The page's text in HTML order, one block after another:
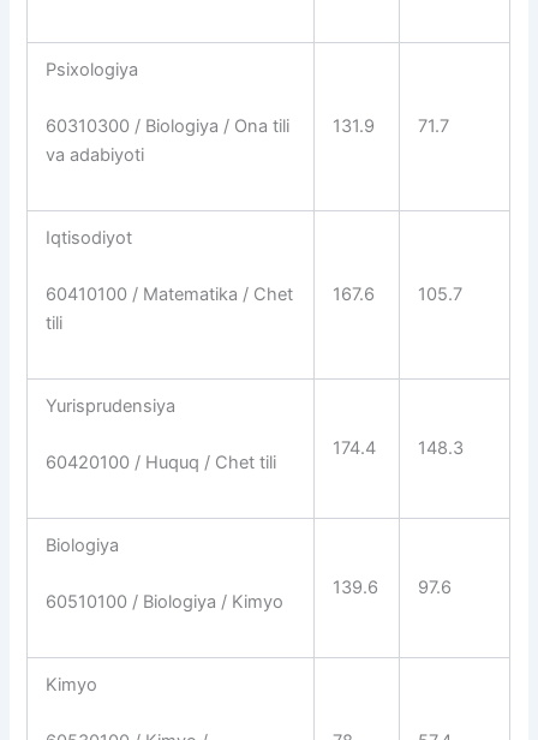
Psixologiya
60310300 / Biologiya / Ona tili
va adabiyoti
131.9 71.7
Iqtisodiyot
60410100 / Matematika / Chet
tili
167.6 105.7
Yurisprudensiya
60420100 / Huquq / Chet tili
174.4 148.3
Biologiya
60510100 / Biologiya / Kimyo
139.6 97.6
Kimyo